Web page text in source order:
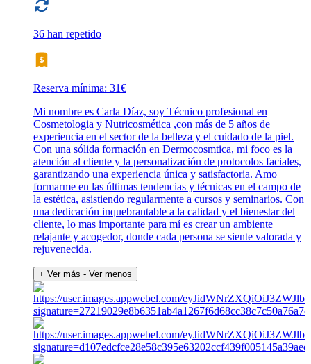
36 han repetido
Reserva mínima: 31€
Mi nombre es Carla Díaz, soy Técnico profesional en
Cosmetologia y Nutricosmética ,con más de 5 años de
experiencia en el sector de la belleza y el cuidado de la piel.
Con una sólida formación en Dermocosmtica, mi foco es la
atención al cliente y la personalización de protocolos faciales,
garantizando una experiencia única y satisfactoria. Amo
formarme en las últimas tendencias y técnicas en el campo de
la estética, asistiendo regularmente a cursos y seminarios. Con
una dedicación inquebrantable a la calidad y el bienestar del
cliente, lo mas importante para mí es crear un ambiente
relajante y acogedor, donde cada persona se siente valorada y
rejuvenecida.
+ Ver más - Ver menos